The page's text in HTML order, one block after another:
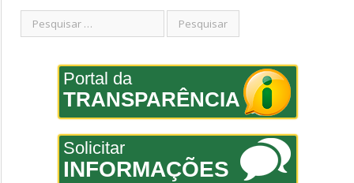
Portal da
TRANSPARÊNCIA
Solicitar
INFORMAÇÕES